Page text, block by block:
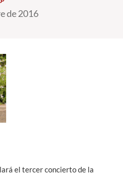
de 2016
el tercer concierto de la